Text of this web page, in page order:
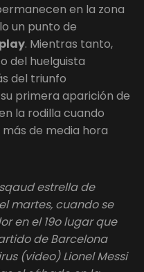
en la zona
un punto de
play. Mientras tanto,
del huelguista
del triunfo
primera aparición de
la rodilla cuando
de media hora
estrella de
martes, cuando se
en el 19o lugar que
de Barcelona
(video) Lionel Messi